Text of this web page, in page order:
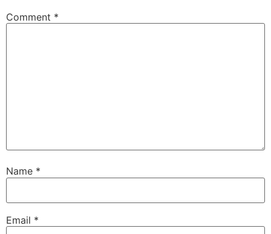
Comment *
Name *
Email *